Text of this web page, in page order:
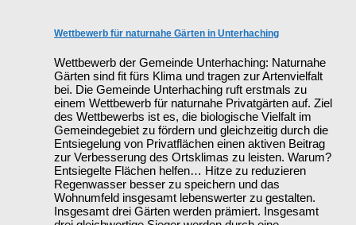
Wettbewerb für naturnahe Gärten in Unterhaching
Wettbewerb der Gemeinde Unterhaching: Naturnahe
Gärten sind fit fürs Klima und tragen zur Artenvielfalt
bei. Die Gemeinde Unterhaching ruft erstmals zu
einem Wettbewerb für naturnahe Privatgärten auf. Ziel
des Wettbewerbs ist es, die biologische Vielfalt im
Gemeindegebiet zu fördern und gleichzeitig durch die
Entsiegelung von Privatflächen einen aktiven Beitrag
zur Verbesserung des Ortsklimas zu leisten. Warum?
Entsiegelte Flächen helfen… Hitze zu reduzieren
Regenwasser besser zu speichern und das
Wohnumfeld insgesamt lebenswerter zu gestalten.
Insgesamt drei Gärten werden prämiert. Insgesamt